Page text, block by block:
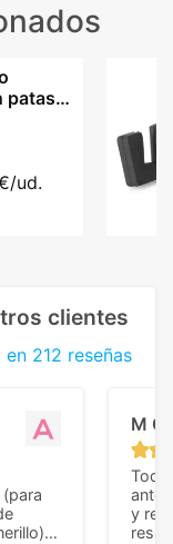
patas
ud.
clientes
en 212 reseñas
y
M C
Todo
y